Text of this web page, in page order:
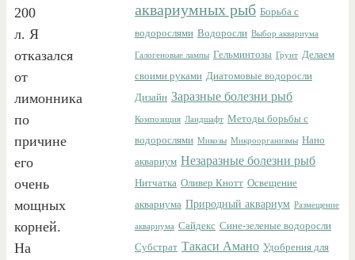
200
л. Я
отказался
от
лимонника
по
причине
его
очень
мощных
корней.
На
аквариумных рыб Борьба с
водорослями Водоросли Выбор аквариума
Галогеновые лампы Гельминтозы Грунт Делаем
своими руками Диатомовые водоросли
Дизайн Заразные болезни рыб
Композиция Ландшафт Методы борьбы с
водорослями Микозы Микроорганизмы Нано
аквариум Незаразные болезни рыб
Нитчатка Оливер Кнотт Освещение
аквариума Природный аквариум Размещение
аквариума Сайдекс Сине-зеленые водоросли
Субстрат Такаси Амано Удобрения для